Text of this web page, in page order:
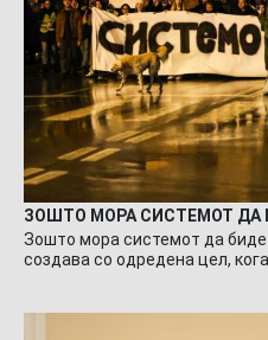
ЗОШТО МОРА СИСТЕМОТ ДА
Зошто мора системот да биде
создава со одредена цел,